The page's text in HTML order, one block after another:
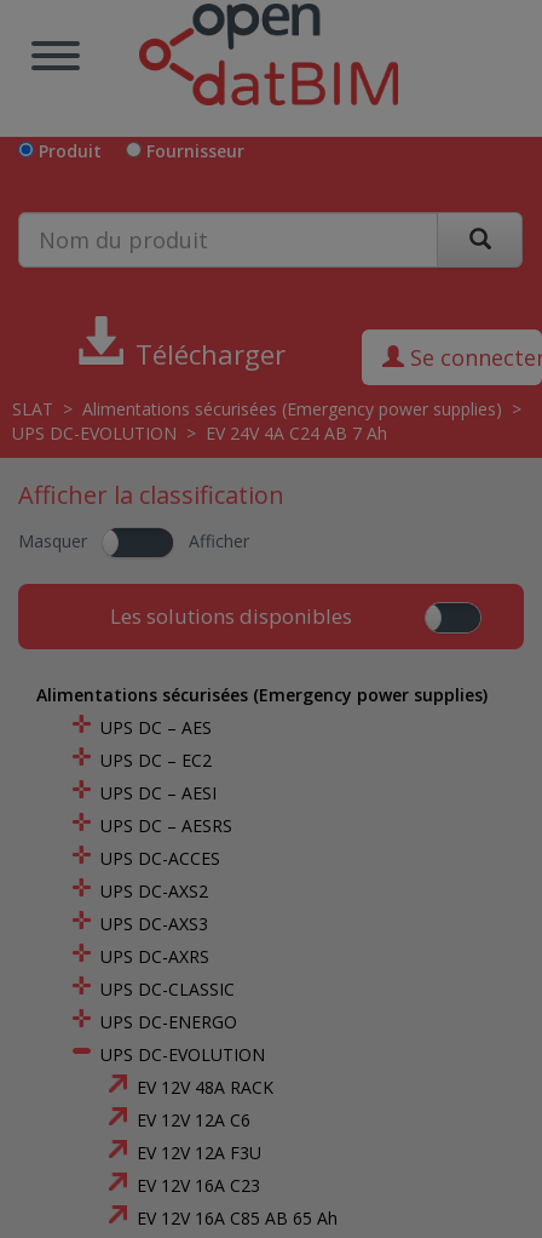
Produit Fournisseur
Télécharger Se
SLAT > Alimentations sécurisées (Emergency power supplies) >
UPS DC-EVOLUTION > EV 24V 4A C24 AB 7 Ah
Afficher la classification
Masquer Afficher
Les solutions disponibles
Alimentations sécurisées (Emergency power supplies)
UPS DC – AES
UPS DC – EC2
UPS DC – AESI
UPS DC – AESRS
UPS DC-ACCES
UPS DC-AXS2
UPS DC-AXS3
UPS DC-AXRS
UPS DC-CLASSIC
UPS DC-ENERGO
UPS DC-EVOLUTION
EV 12V 48A RACK
EV 12V 12A C6
EV 12V 12A F3U
EV 12V 16A C23
EV 12V 16A C85 AB 65 Ah